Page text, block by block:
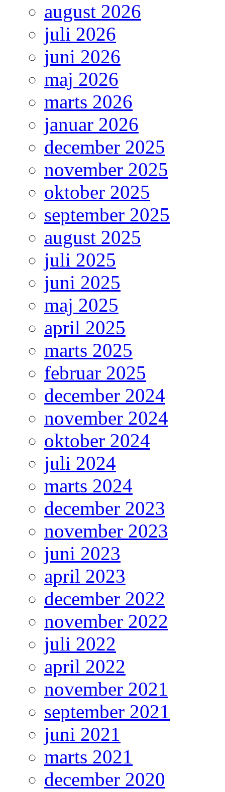
august 2026
juli 2026
juni 2026
maj 2026
marts 2026
januar 2026
december 2025
november 2025
oktober 2025
september 2025
august 2025
juli 2025
juni 2025
maj 2025
april 2025
marts 2025
februar 2025
december 2024
november 2024
oktober 2024
juli 2024
marts 2024
december 2023
november 2023
juni 2023
april 2023
december 2022
november 2022
juli 2022
april 2022
november 2021
september 2021
juni 2021
marts 2021
december 2020